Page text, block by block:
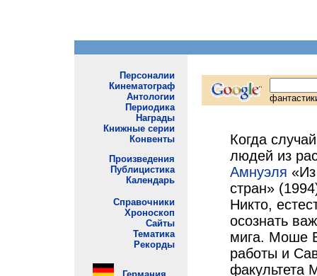
Когда
людей из
Амнуэля
стран»
Никто,
осознать
мига. Моше
работы и
факультета